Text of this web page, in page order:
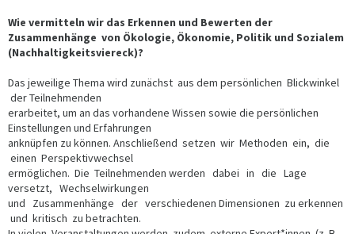
Wie vermitteln wir das Erkennen und Bewerten der
Zusammenhänge von Ökologie, Ökonomie, Politik und Sozialem
(Nachhaltigkeitsviereck)?
Das jeweilige Thema wird zunächst aus dem persönlichen Blickwinkel
der Teilnehmenden
erarbeitet, um an das vorhandene Wissen sowie die persönlichen
Einstellungen und Erfahrungen
anknüpfen zu können. Anschließend setzen wir Methoden ein, die
einen Perspektivwechsel
ermöglichen. Die Teilnehmenden werden dabei in die Lage
versetzt, Wechselwirkungen
und Zusammenhänge der verschiedenen Dimensionen zu erkennen
und kritisch zu betrachten.